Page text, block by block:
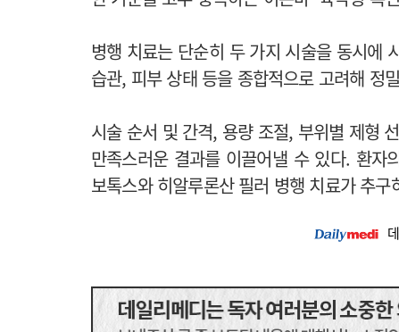
병행 치료는 단순히 두 가지 시술을 동시에
습관, 피부 상태 등을 종합적으로 고려해 정
시술 순서 및 간격, 용량 조절, 부위별 제형
만족스러운 결과를 이끌어낼 수 있다. 환자
보톡스와 히알루론산 필러 병행 치료가 추구